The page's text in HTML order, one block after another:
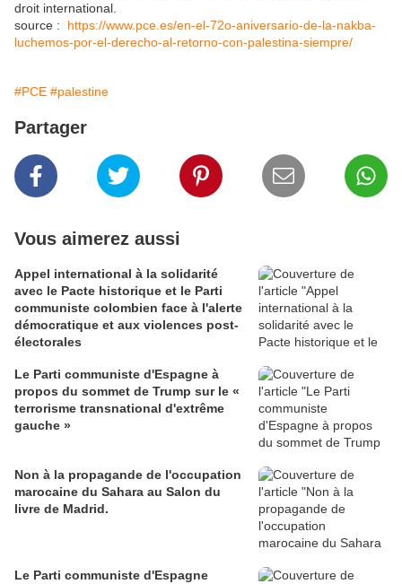
droit international.
source : https://www.pce.es/en-el-72o-aniversario-de-la-nakba-
luchemos-por-el-derecho-al-retorno-con-palestina-siempre/
#PCE #palestine
Partager
Vous aimerez aussi
Appel international à la solidarité
avec le Pacte historique et le Parti
communiste colombien face à l'alerte
démocratique et aux violences post-
électorales
Le Parti communiste d'Espagne à
propos du sommet de Trump sur le «
terrorisme transnational d'extrême
gauche »
Non à la propagande de l'occupation
marocaine du Sahara au Salon du
livre de Madrid.
Le Parti communiste d'Espagne